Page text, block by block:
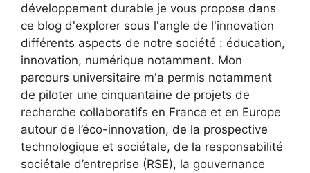
développement durable je vous propose dans
ce blog d'explorer sous l'angle de l'innovation
différents aspects de notre société : éducation,
innovation, numérique notamment. Mon
parcours universitaire m'a permis notamment
de piloter une cinquantaine de projets de
recherche collaboratifs en France et en Europe
autour de l’éco-innovation, de la prospective
technologique et sociétale, de la responsabilité
sociétale d’entreprise (RSE), la gouvernance